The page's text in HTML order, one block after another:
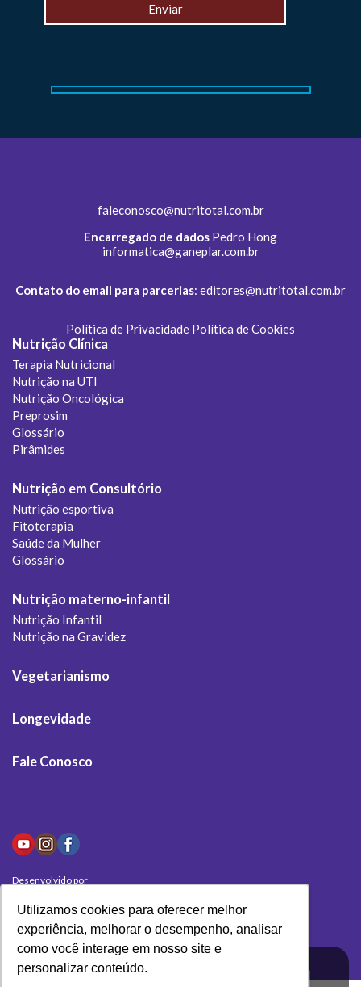
Utilizamos cookies para oferecer melhor
experiência, melhorar o desempenho, analisar
como você interage em nosso site e
personalizar conteúdo.
faleconosco@nutritotal.com.br
Encarregado de dados Pedro Hong
informatica@ganeplar.com.br
Contato do email para parcerias: editores@nutritotal.com.br
Política de Privacidade Política de Cookies
Nutrição Clínica
Terapia Nutricional
Nutrição na UTI
Nutrição Oncológica
Preprosim
Glossário
Pirâmides
Nutrição em Consultório
Nutrição esportiva
Fitoterapia
Saúde da Mulher
Glossário
Nutrição materno-infantil
Nutrição Infantil
Nutrição na Gravidez
Vegetarianismo
Longevidade
Fale Conosco
Desenvolvido por